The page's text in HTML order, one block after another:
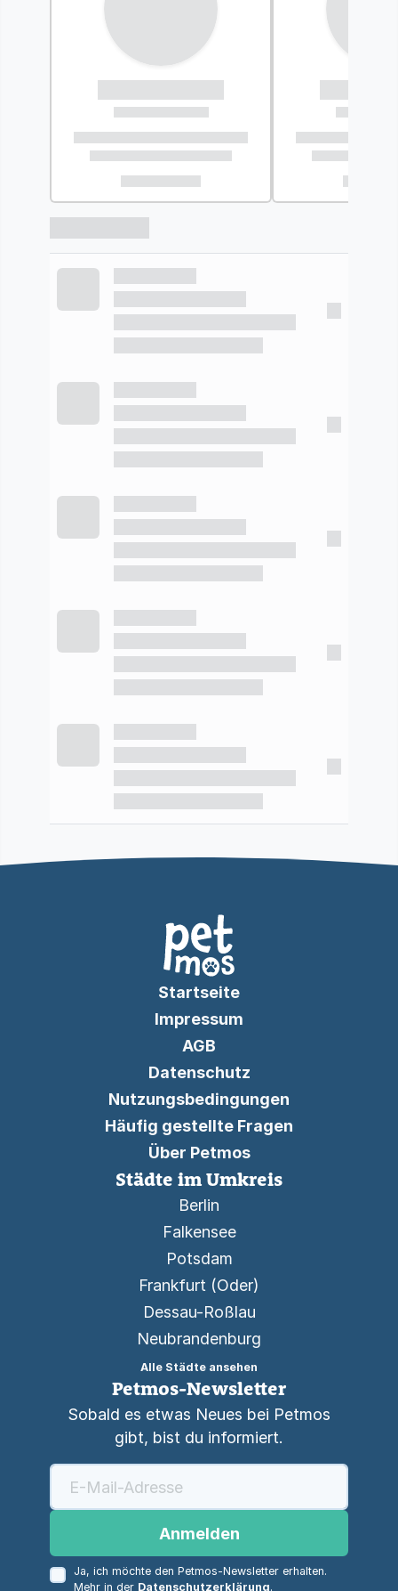
Startseite
Impressum
AGB
Datenschutz
Nutzungsbedingungen
Häufig gestellte Fragen
Über Petmos
Städte im Umkreis
Berlin
Falkensee
Potsdam
Frankfurt (Oder)
Dessau-Roßlau
Neubrandenburg
Alle Städte ansehen
Petmos-Newsletter
Sobald es etwas Neues bei Petmos
gibt, bist du informiert.
Anmelden
Ja, ich möchte den Petmos-Newsletter erhalten.
Mehr in der Datenschutzerklärung.